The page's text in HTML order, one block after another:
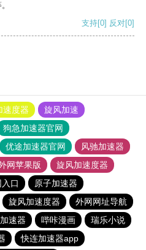
支持[0] 反对[0]
速度器
旋风加速
狗急加速器官网
优途加速器官网
风驰加速器
网苹果版
旋风加速度器
口
原子加速器
旋风加速度器
外网网址导航
速器 哔咔漫画
瑞乐小说
快连加速器app